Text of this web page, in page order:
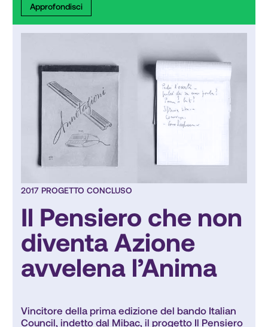
Approfondisci
2017 PROGETTO CONCLUSO
Il Pensiero che non
diventa Azione
avvelena l’Anima
Vincitore della prima edizione del bando Italian
Council, indetto dal Mibac, il progetto Il Pensiero